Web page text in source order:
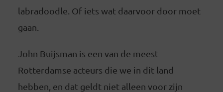
labradoodle. Of iets wat daarvoor door moet
gaan.
John Buijsman is een van de meest
Rotterdamse acteurs die we in dit land
hebben, en dat geldt niet alleen voor zijn